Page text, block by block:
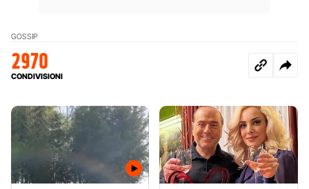
GOSSIP
2970
CONDIVISIONI